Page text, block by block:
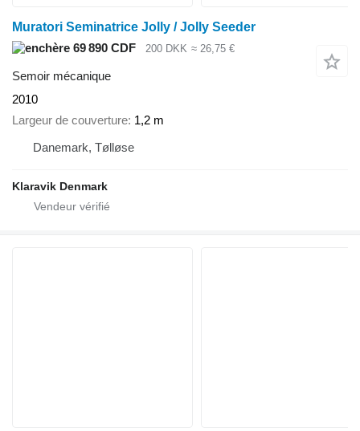
Muratori Seminatrice Jolly / Jolly Seeder
69 890 CDF
200 DKK ≈ 26,75 €
Semoir mécanique
2010
Largeur de couverture 1,2 m
Danemark, Tølløse
Klaravik Denmark